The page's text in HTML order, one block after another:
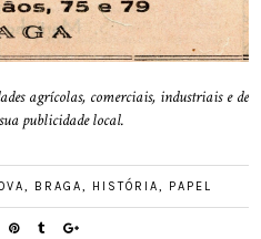
agrícolas, comerciais, industriais e de
publicidade local.
, BRAGA, HISTÓRIA, PAPEL